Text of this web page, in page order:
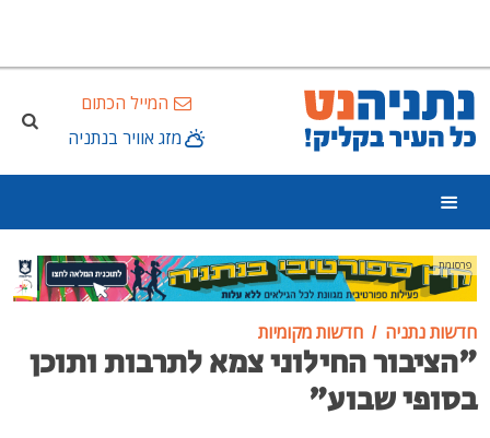
המייל הכתום
מזג אוויר בנתניה
פרסומת
חדשות נתניה חדשות מקומיות
"הציבור החילוני צמא לתרבות ותוכן
בסופי שבוע"